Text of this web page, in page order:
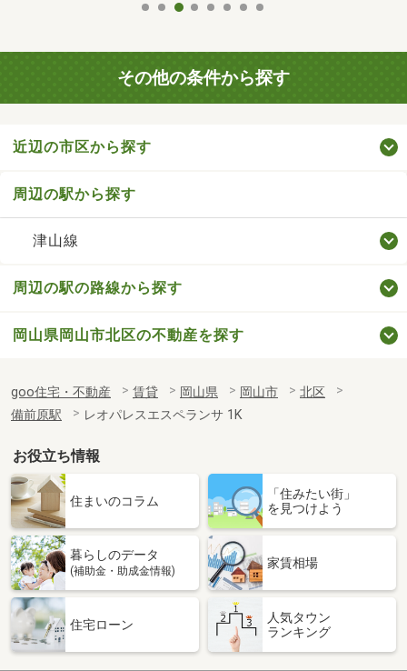
その他の条件から探す
近辺の市区から探す
周辺の駅から探す
津山線
周辺の駅の路線から探す
岡山県岡山市北区の不動産を探す
goo住宅・不動産 賃貸 岡山県 岡山市
北区
備前原駅
レオパレスエスペランサ 1K
お役立ち情報
住まいのコラム
「住みたい街」
を見つけよう
暮らしのデータ
(補助金・助成金情報)
家賃相場
住宅ローン
人気タウン
ランキング